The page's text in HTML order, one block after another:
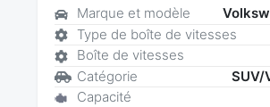
Marque et modèle
Type de boîte de vitesses
Boîte de vitesses
Catégorie
Capacité